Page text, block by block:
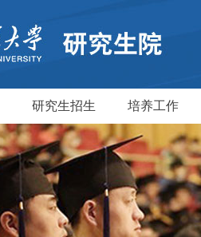
研究生招生 培养工作